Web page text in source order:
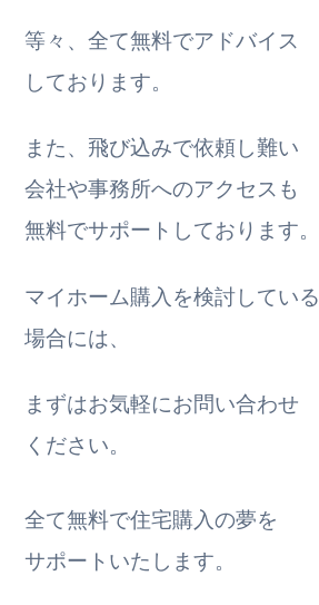
等々、全て無料でアドバイス
しております。
また、飛び込みで依頼し難い
会社や事務所へのアクセスも
無料でサポートしております。
マイホーム購入を検討している
場合には、
まずはお気軽にお問い合わせ
ください。
全て無料で住宅購入の夢を
サポートいたします。